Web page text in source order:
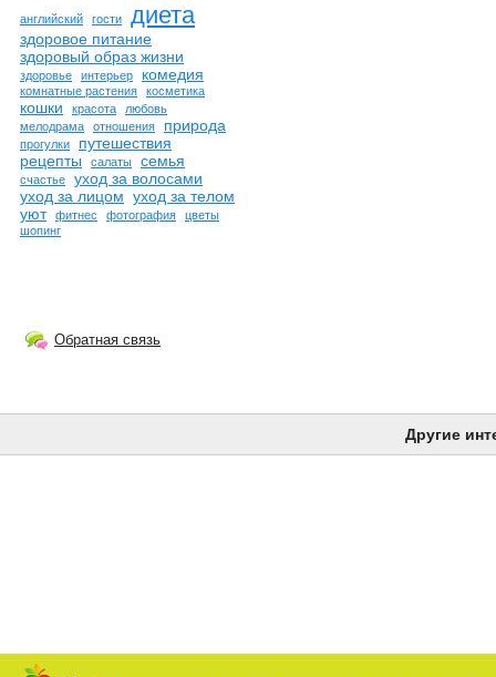
английский гости диета
здоровое питание
здоровый образ жизни
здоровье интерьер комедия
комнатные растения косметика
кошки красота
любовь
мелодрама
отношения природа
прогулки
путешествия
рецепты
салаты семья
счастье
уход за волосами
уход за лицом уход за телом
уют
фитнес фотография
цветы
шопинг
Обратная связь
Другие